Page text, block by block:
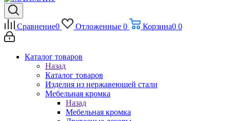
Сравнение0 Отложенные 0 Корзина0 0
Каталог товаров
Назад
Каталог товаров
Изделия из нержавеющей стали
Мебельная кромка
Назад
Мебельная кромка